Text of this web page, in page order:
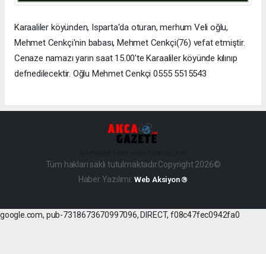
Karaaliler köyünden, Isparta'da oturan, merhum Veli oğlu,
Mehmet Cenkçi'nin babası, Mehmet Cenkçi(76) vefat etmiştir.
Cenaze namazı yarın saat 15.00'te Karaaliler köyünde kılınıp
defnedilecektir. Oğlu Mehmet Cenkçi 0555 5515543
Tüm hakları saklı tutulmaktadır.Copyright 2026©
Haber Yazılımı: Web Aksiyon ®
google.com, pub-7318673670997096, DIRECT, f08c47fec0942fa0